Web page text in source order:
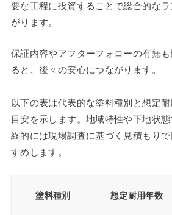
要な工程に投資することで総合的な
がります。
保証内容やアフターフォローの有無
ると、後々の安心につながります。
以下の表は代表的な塗料種別と想定
目安を示します。地域特性や下地状
終的には現場調査に基づく見積もり
すめします。
塗料種別 想定耐用年数